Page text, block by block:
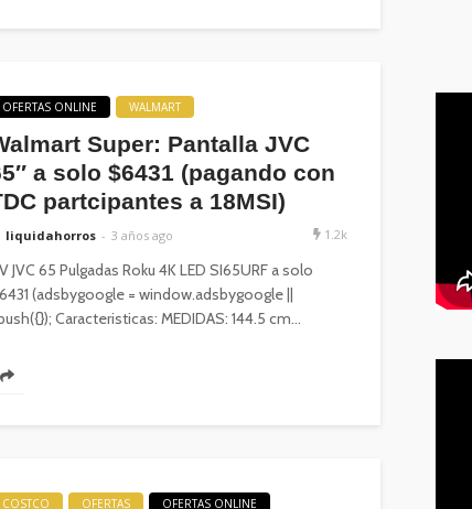
OFERTAS ONLINE WALMART
Super: Pantalla JVC
a solo $6431 (pagando con
partcipantes a 18MSI)
liquidahorros 3 años ago 1.2k
JVC 65 Pulgadas Roku 4K LED SI65URF a solo
(adsbygoogle = window.adsbygoogle ||
Caracteristicas: MEDIDAS: 144.5 cm...
COSTCO OFERTAS OFERTAS ONLINE